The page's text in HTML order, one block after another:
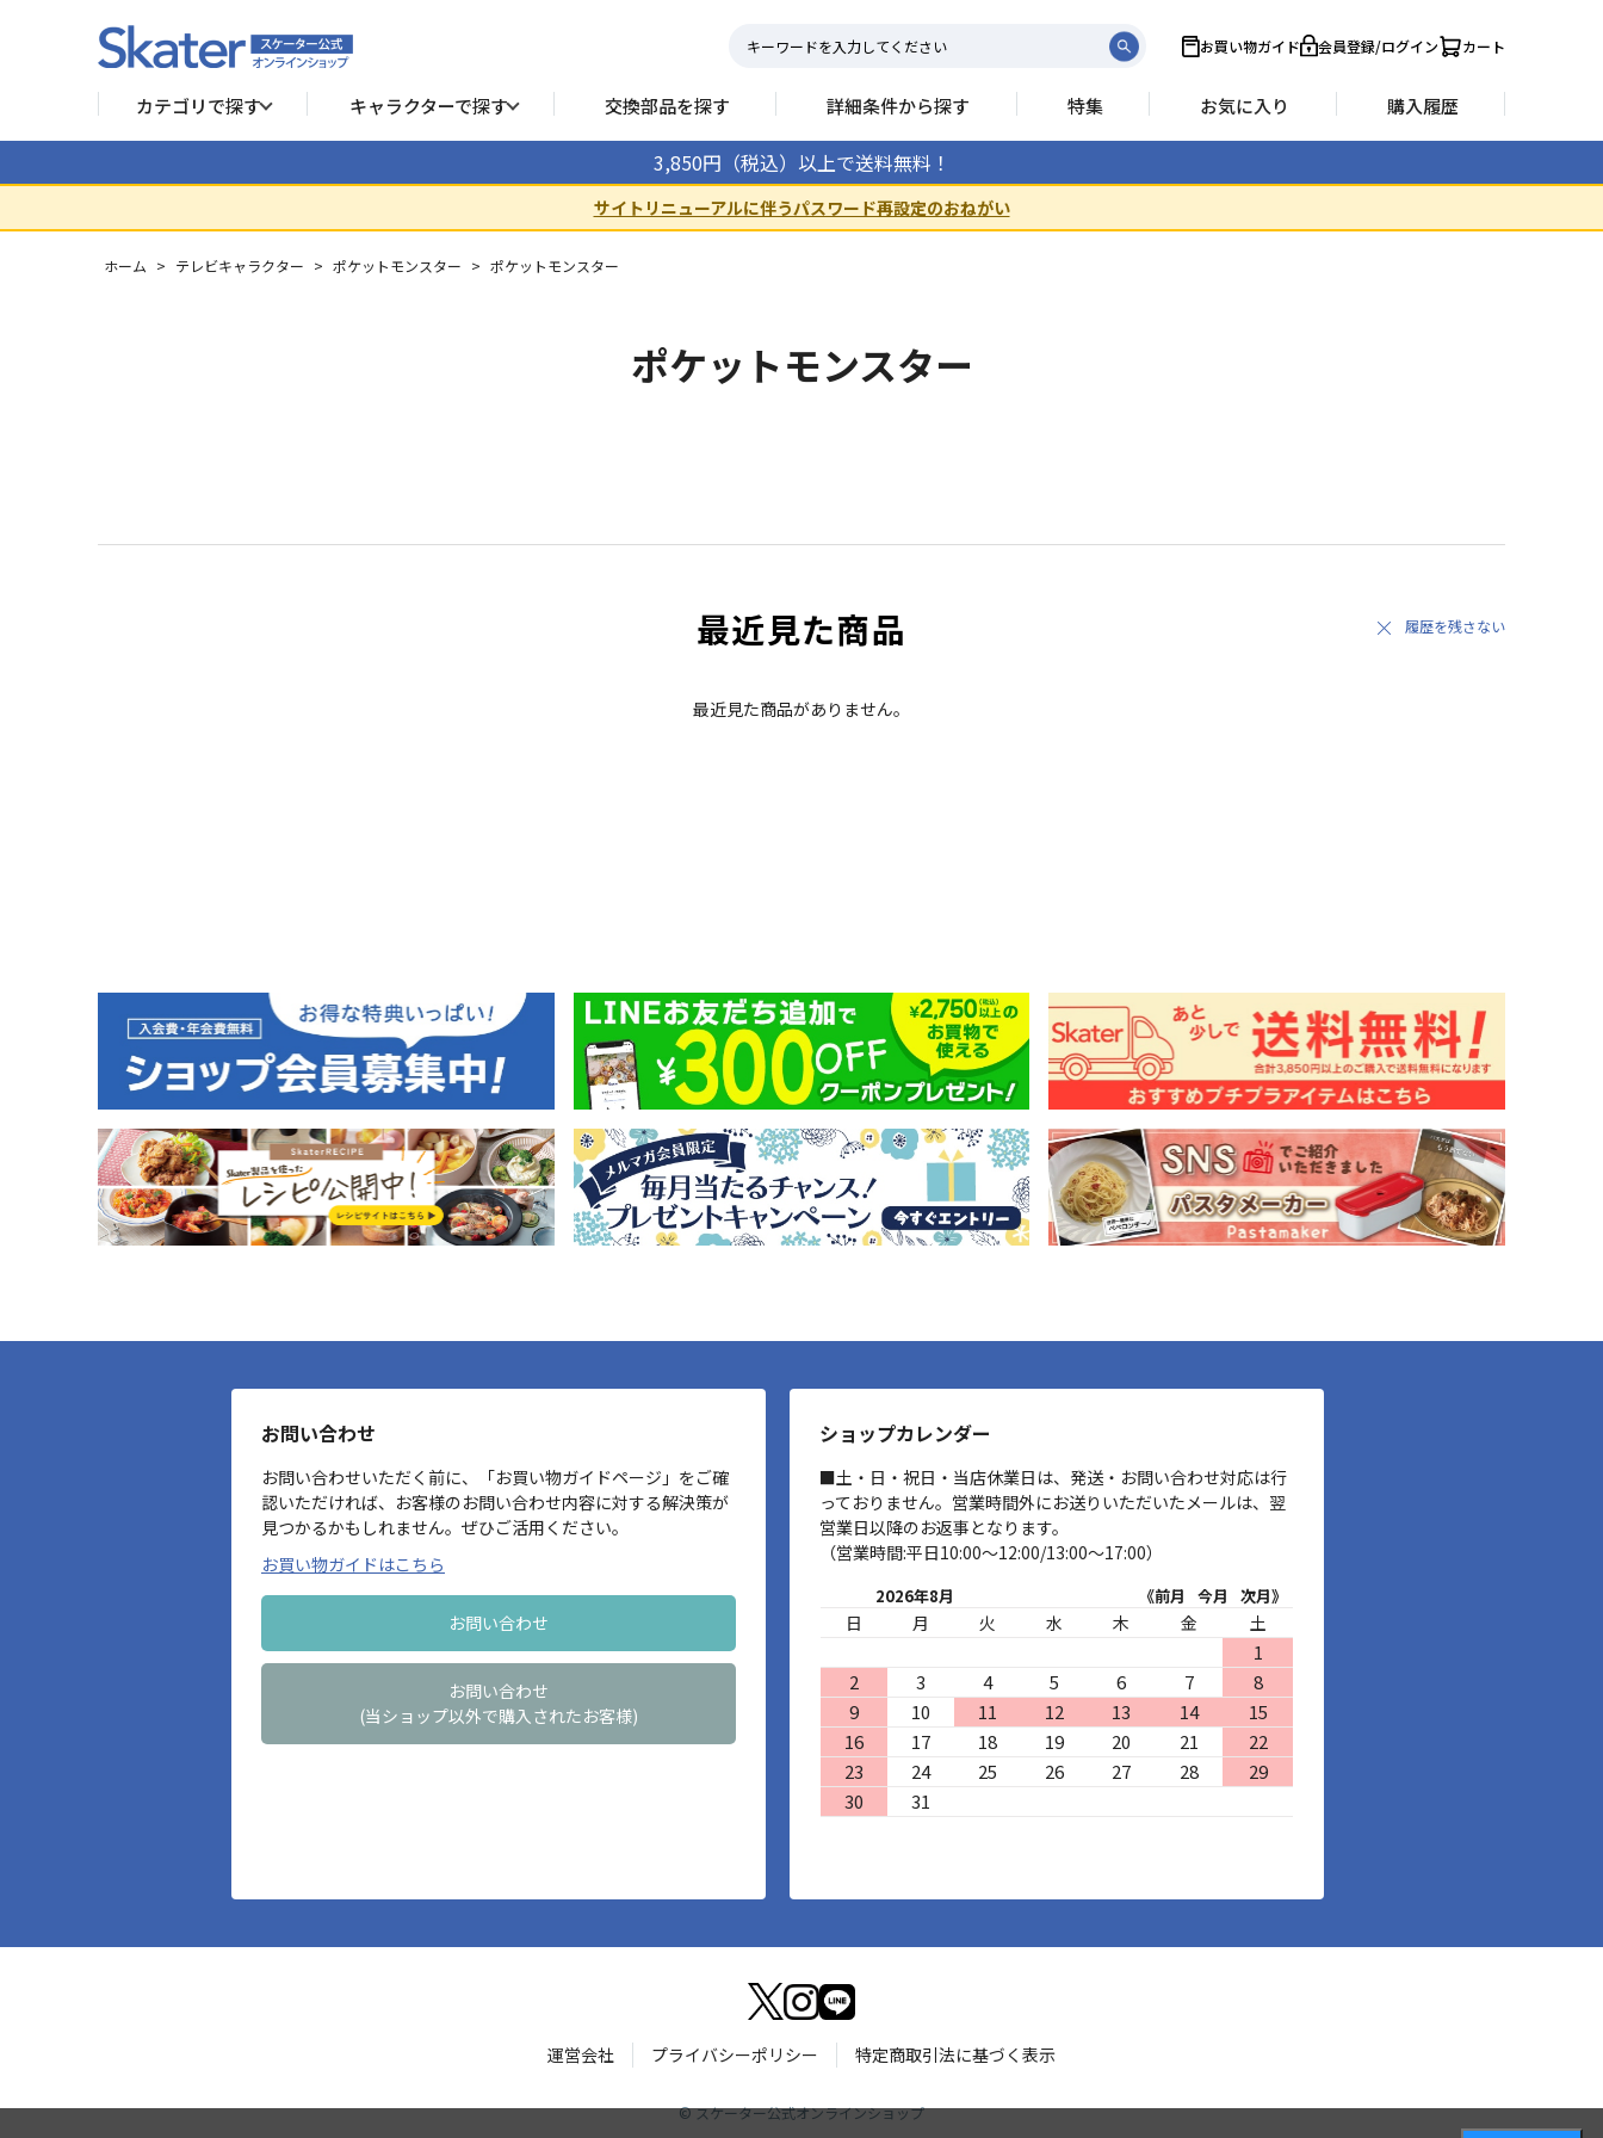
お買い物ガイド 会員登録/ログイン カート
カテゴリで探す キャラクターで探す 交換部品を探す 詳細条件から探す 特集 お気に入り 購入履歴
3,850円（税込）以上で送料無料！
サイトリニューアルに伴うパスワード再設定のおねがい
ホーム > テレビキャラクター > ポケットモンスター > ポケットモンスター
ポケットモンスター
最近見た商品
最近見た商品がありません。
履歴を残さない
お問い合わせ
お問い合わせいただく前に、「お買い物ガイドページ」をご確
認いただければ、お客様のお問い合わせ内容に対する解決策が
見つかるかもしれません。ぜひご活用ください。
お買い物ガイドはこちら
お問い合わせ
お問い合わせ
(当ショップ以外で購入されたお客様)
ショップカレンダー
■土・日・祝日・当店休業日は、発送・お問い合わせ対応は行
っておりません。営業時間外にお送りいただいたメールは、翌
営業日以降のお返事となります。
（営業時間:平日10:00～12:00/13:00～17:00）
2026年8月 《前月 今月 次月》
日 月 火 水 木 金 土
1
2
3 4 5 6 7
8
9
10 11 12 13 14
15
16
17 18 19 20 21
22
23
24 25 26 27 28
29
30
31
運営会社 プライバシーポリシー 特定商取引法に基づく表示
©スケーター公式オンラインショップ